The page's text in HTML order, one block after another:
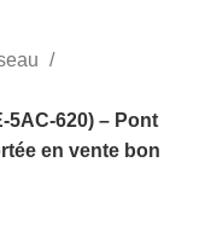
5AC-620) – Pont
en vente bon